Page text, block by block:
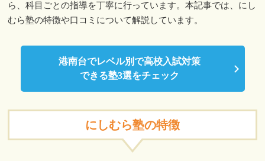
ら、科目ごとの指導を丁寧に行っています。本記事では、にし
むら塾の特徴や口コミについて解説しています。
港南台でレベル別で高校入試対策
できる塾3選をチェック
にしむら塾の特徴